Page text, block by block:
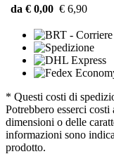
da € 0,00 € 6,90
* Questi costi di
Potrebbero esserci
dimensioni o delle
informazioni sono
prodotto.